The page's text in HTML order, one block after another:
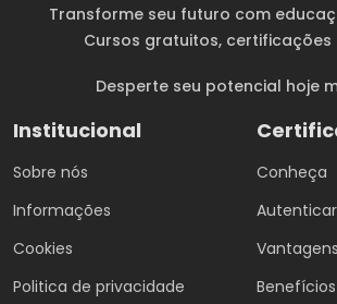
Transforme seu futuro com
Cursos gratuitos, certificações
Desperte seu potencial hoje
Institucional
Sobre nós
Informações
Cookies
Politica de privacidade
Conheça
Autenticar
Vantagens
Benefícios